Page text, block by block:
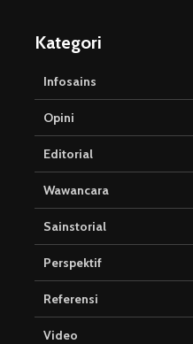
Kategori
Infosains
Opini
Editorial
Wawancara
Sainstorial
Perspektif
Referensi
Video